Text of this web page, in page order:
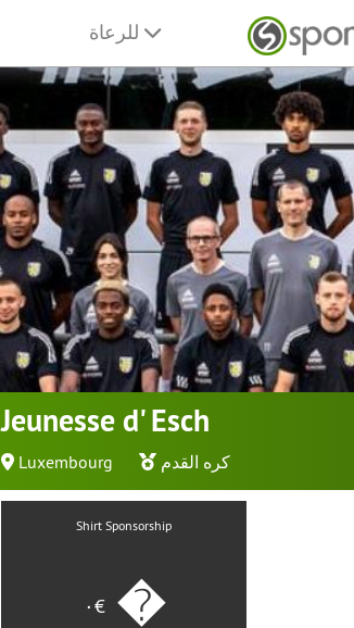
Jeunesse d' Esch
Luxembourg كره القدم
Shirt Sponsorship
‏� €٠